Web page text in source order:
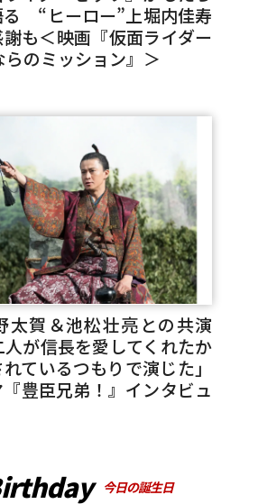
今日の誕生日
る “ヒーロー”上堀内佳寿
も＜映画『仮面ライダー
のミッション』＞
太賀＆池松壮亮との共演
が信長を愛してくれたか
ているつもりで演じた」
豊臣兄弟！』インタビュ